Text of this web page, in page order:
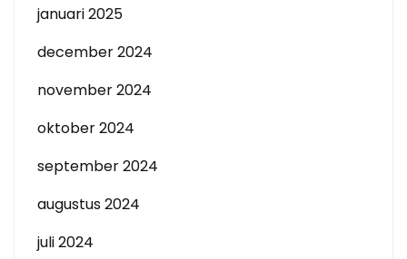
januari 2025
december 2024
november 2024
oktober 2024
september 2024
augustus 2024
juli 2024